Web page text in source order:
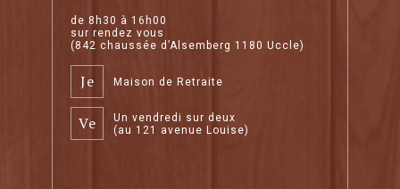
de 8h30 à 16h00
sur rendez vous
(842 chaussée d’Alsemberg 1180 Uccle)
Je Maison de Retraite
Ve
Un vendredi sur deux
(au 121 avenue Louise)